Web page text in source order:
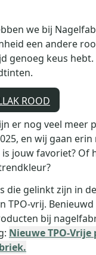
we bij
een andere
genoeg keus hebt.
ROOD
er nog veel meer
en wij gaan erin
jouw favoriet? Of
die gelinkt zijn in
TPO-vrij.
bij
Nieuwe TPO-